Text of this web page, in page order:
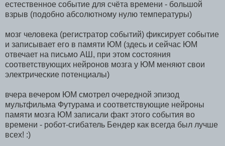
естественное событие для счёта времени - большой
взрыв (подобно абсолютному нулю температуры)
мозг человека (регистратор событий) фиксирует событие
и записывает его в памяти ЮМ (здесь и сейчас ЮМ
отвечает на письмо АШ, при этом состояния
соответствующих нейронов мозга у ЮМ меняют свои
электрические потенциалы)
вчера вечером ЮМ смотрел очередной эпизод
мультфильма Футурама и соответствующие нейроны
памяти мозга ЮМ записали факт этого события во
времени - робот-сгибатель Бендер как всегда был лучше
всех! :)